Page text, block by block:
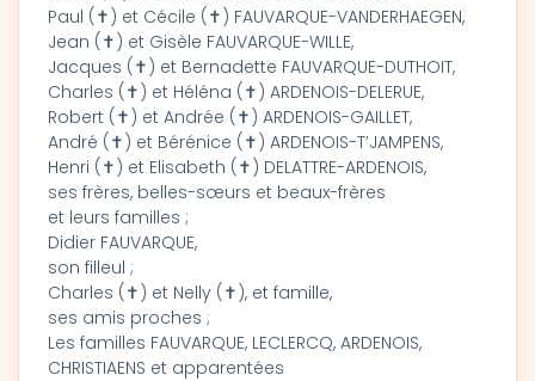
Paul (✝) et Cécile (✝) FAUVARQUE-VANDERHAEGEN,
Jean (✝) et Gisèle FAUVARQUE-WILLE,
Jacques (✝) et Bernadette FAUVARQUE-DUTHOIT,
Charles (✝) et Héléna (✝) ARDENOIS-DELERUE,
Robert (✝) et Andrée (✝) ARDENOIS-GAILLET,
André (✝) et Bérénice (✝) ARDENOIS-T’JAMPENS,
Henri (✝) et Elisabeth (✝) DELATTRE-ARDENOIS,
ses frères, belles-sœurs et beaux-frères
et leurs familles ;
Didier FAUVARQUE,
son filleul ;
Charles (✝) et Nelly (✝), et famille,
ses amis proches ;
Les familles FAUVARQUE, LECLERCQ, ARDENOIS,
CHRISTIAENS et apparentées